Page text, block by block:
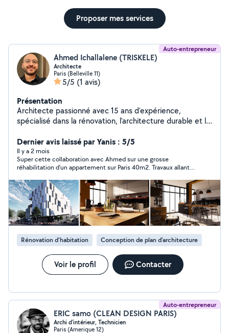
Proposer mes services
Auto-entrepreneur
Ahmed Ichallalene (TRISKELE)
Architecte
Paris (Belleville 11)
5/5 (1 avis)
Présentation
Architecte passionné avec 15 ans d'expérience,
spécialisé dans la rénovation, l'architecture durable et le
en espaces uniques et fonctionnels.
Dernier avis laissé par Yanis : 5/5
Il y a 2 mois
Super cette collaboration avec Ahmed sur une grosse
réhabilitation d’un appartement sur Paris 40m2. Travaux allant
décoration . Ahmed est passé plusieurs fois sur site pour voir
l’avancement et reprendre le sous traitant sur les non
conformité Super travail je recommande vraiment
Rénovation d'habitation Conception de plan d'architecture
Voir le profil Contacter
Auto-entrepreneur
ERIC samo (CLEAN DESIGN PARIS)
Archi d'intérieur, Technicien
Paris (Amerique 12)